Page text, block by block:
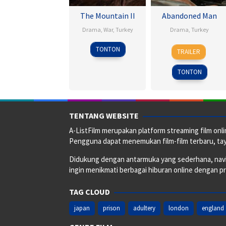
The Mountain II
Drama, War, Turkey
4
Nov
Alper
Çağlar
TONTON
Abandoned Man
Drama, Turkey
22
Aug
2025
Çağrı
Vila
Lostuvalı
TRAILER
TONTON
TENTANG WEBSITE
A-ListFilm merupakan platform streaming film
Pengguna dapat menemukan film-film terbaru,
Didukung dengan antarmuka yang sederhana,
ingin menikmati berbagai hiburan online dengan
TAG CLOUD
japan prison adultery london england